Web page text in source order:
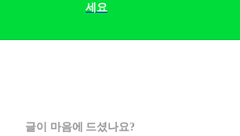
세요
글이 마음에 드셨나요?